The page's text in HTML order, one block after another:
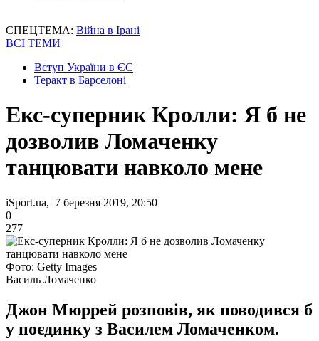
СПЕЦТЕМА: Війна в Ірані
ВСІ ТЕМИ
Вступ України в ЄС
Теракт в Барселоні
Екс-суперник Кролли: Я б не
дозволив Ломаченку
танцювати навколо мене
iSport.ua, 7 березня 2019, 20:50
0
277
Фото: Getty Images
Василь Ломаченко
Джон Мюррей розповів, як поводився б
у поєдинку з Василем Ломаченком.